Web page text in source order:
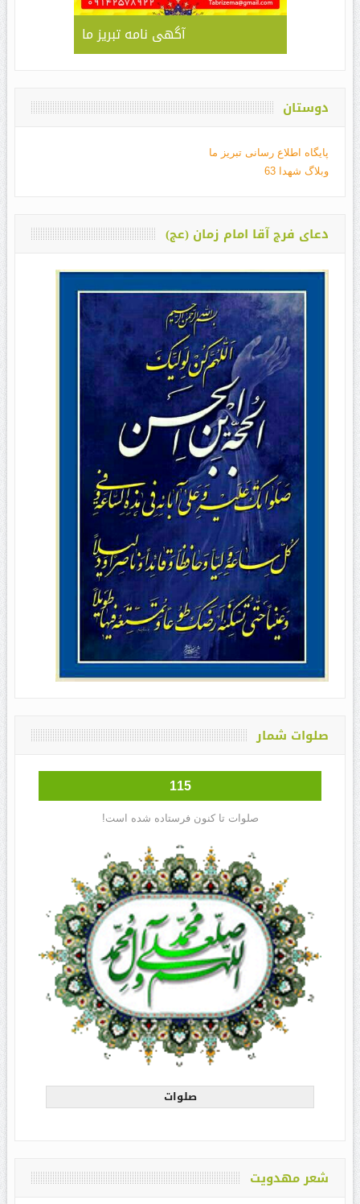
آگهی نامه تبریز ما
دوستان
پایگاه اطلاع رسانی تبریز ما
وبلاگ شهدا 63
دعای فرج آقا امام زمان (عج)
صلوات شمار
115
صلوات تا کنون فرستاده شده است!
صلوات
شعر مهدویت